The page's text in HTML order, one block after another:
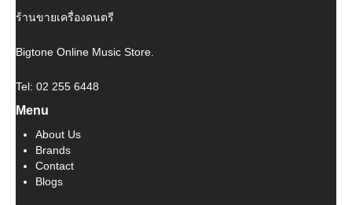
ร้านขายเครื่องดนตรี
Bigtone Online Music Store.
Tel: 02 255 6448
Menu
About Us
Brands
Contact
Blogs